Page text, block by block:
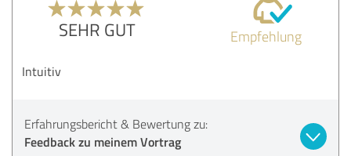
SEHR GUT Empfehlung
Intuitiv
Erfahrungsbericht & Bewertung zu:
Feedback zu meinem Vortrag